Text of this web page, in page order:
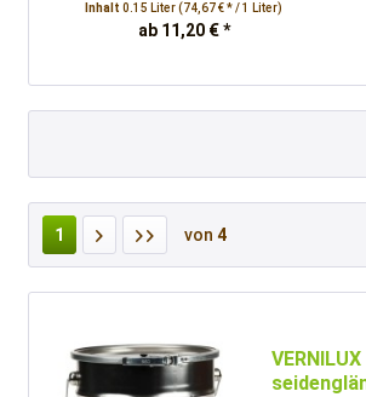
Inhalt0.15 Liter(74,67 € * / 1 Liter)
ab 11,20 € *
1 von 4